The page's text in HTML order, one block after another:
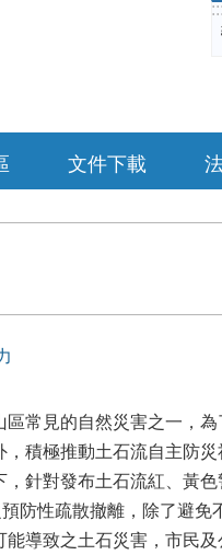
:::
文件下載
常見的自然災害之一，
積極推動土石流自主防
針對發布土石流紅、黃
防性疏散撤離，除了避
導致之土石災害，市民